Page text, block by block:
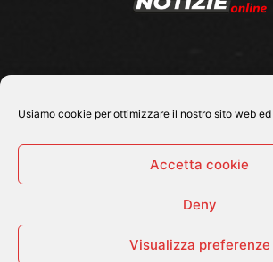
Usiamo cookie per ottimizzare il nostro sito web
Accetta cookie
Deny
Visualizza preferenze
SEGUICI SU
© 2026 Tutti i diritti riservati - Italia Notizie .online |
Cronaca Economia